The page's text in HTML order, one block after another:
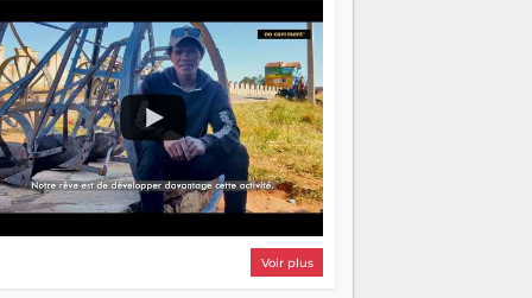
il perpétue un métier discret mais
Voir plus